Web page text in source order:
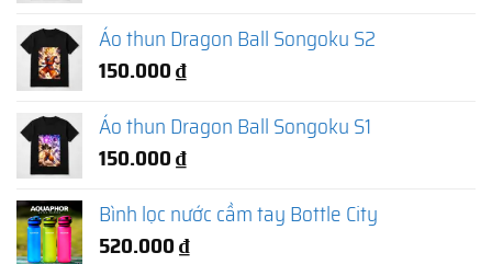
Áo thun Dragon Ball Songoku S2
150.000₫
Áo thun Dragon Ball Songoku S1
150.000₫
Bình lọc nước cầm tay Bottle City
520.000₫